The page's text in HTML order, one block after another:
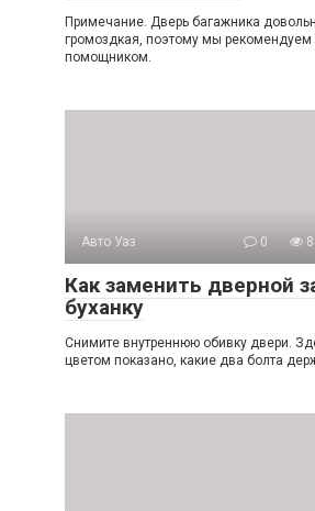
Примечание. Дверь багажника
громоздкая, поэтому мы рекомендуем
помощником.
Авто Уаз 0
Как заменить дверной
буханку
Снимите внутреннюю обивку двери.
цветом показано, какие два болта